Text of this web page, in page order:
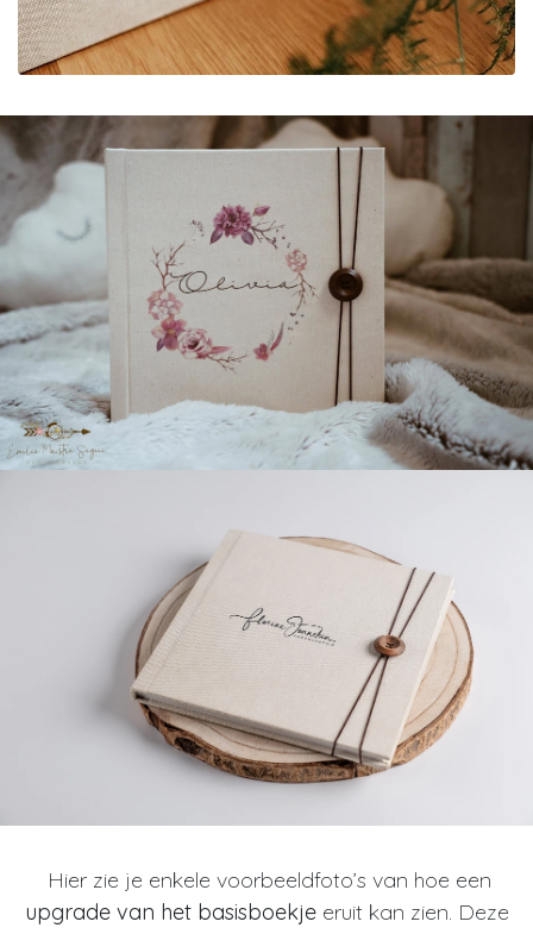
Hier zie je enkele voorbeeldfoto’s van hoe een
upgrade van het basisboekjeeruit kan zien. Deze